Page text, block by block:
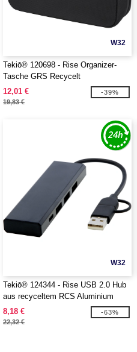
W32
Tekiō® 120698 - Rise Organizer-
Tasche GRS Recycelt
12,01 €
19,83 €
-39%
W32
Tekiō® 124344 - Rise USB 2.0 Hub
aus recyceltem RCS Aluminium
8,18 €
22,32 €
-63%